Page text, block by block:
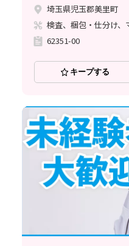
埼玉県児玉郡美里町
62351-00
キープする